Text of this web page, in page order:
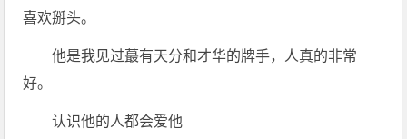
喜欢掰头。
他是我见过蕞有天分和才华的牌手，人真的非常
好。
认识他的人都会爱他